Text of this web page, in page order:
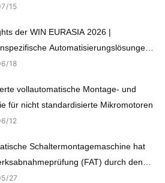
15
der WIN EURASIA 2026 |
Automatisierungslösungen
Automobil, Medizin und Motoren
18
vollautomatische Montage- und
für nicht standardisierte Mikromotoren
12
Schaltermontagemaschine hat
(FAT) durch den
Kunden erfolgreich bestanden.
27